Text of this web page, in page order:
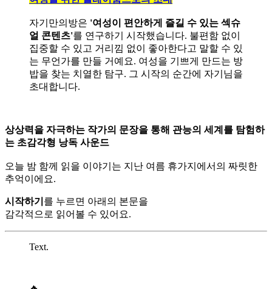
자기만의방은 '여성이 편안하게 즐길 수 있는 섹슈
얼 콘텐츠'를 연구하기 시작했습니다. 불편함 없이
집중할 수 있고 거리낌 없이 좋아한다고 말할 수 있
는 무언가를 만들 거예요. 여성을 기쁘게 만드는 방
밥을 찾는 치열한 탐구. 그 시작의 순간에 자기님을
초대합니다.
상상력을 자극하는 작가의 문장을 통해 관능의 세계를 탐험하
는 초감각형 낭독 사운드
오늘 밤 함께 읽을 이야기는 지난 여름 휴가지에서의 짜릿한
추억이에요.
시작하기 를 누르면 아래의 본문을
감각적으로 읽어볼 수 있어요.
Text.